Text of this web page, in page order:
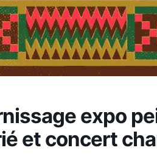
expo
et concert